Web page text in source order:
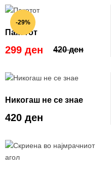
-29%
Пакетот
420 ден
299 ден
Никогаш не се знае
420 ден